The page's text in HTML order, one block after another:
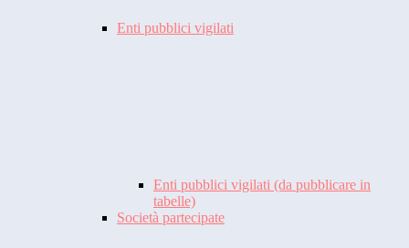
Enti pubblici vigilati
Enti pubblici vigilati (da pubblicare in
tabelle)
Società partecipate